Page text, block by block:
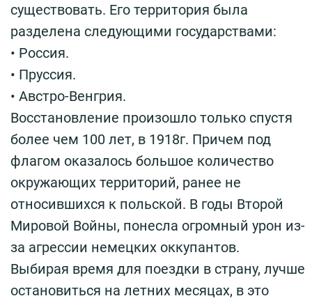
существовать. Его территория была
разделена следующими государствами:
• Россия.
• Пруссия.
• Австро-Венгрия.
Восстановление произошло только спустя
более чем 100 лет, в 1918г. Причем под
флагом оказалось большое количество
окружающих территорий, ранее не
относившихся к польской. В годы Второй
Мировой Войны, понесла огромный урон из-
за агрессии немецких оккупантов.
Выбирая время для поездки в страну, лучше
остановиться на летних месяцах, в это